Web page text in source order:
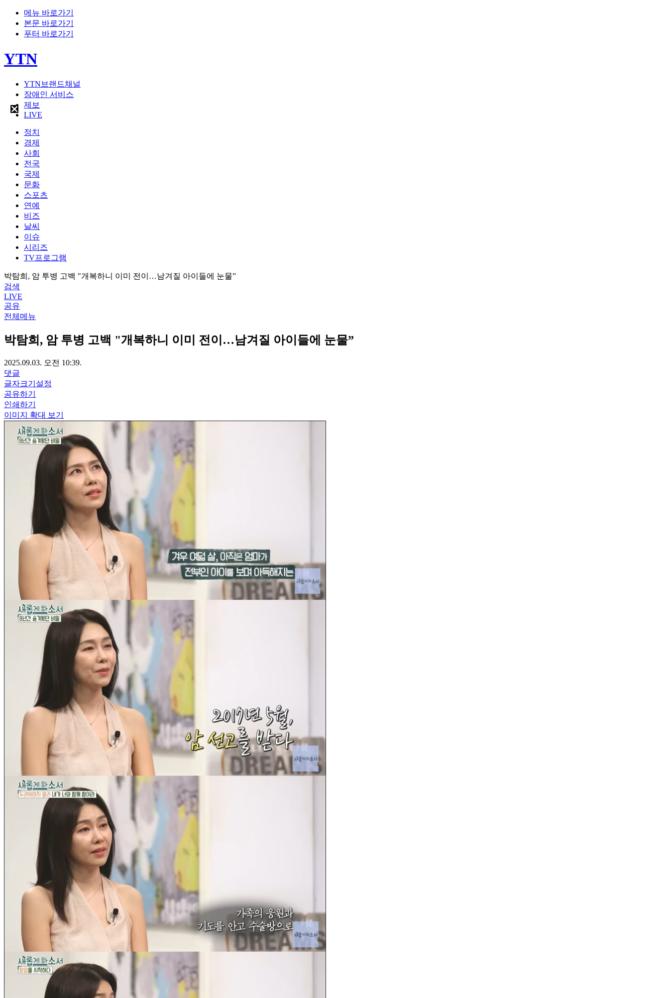
메뉴 바로가기
본문 바로가기
푸터 바로가기
YTN
YTN브랜드채널
장애인 서비스
제보
LIVE
정치
경제
사회
전국
국제
문화
스포츠
연예
비즈
날씨
이슈
시리즈
TV프로그램
박탐희, 암 투병 고백 "개복하니 이미 전이…남겨질 아이들에 눈물”
검색
LIVE
공유
전체메뉴
박탐희, 암 투병 고백 "개복하니 이미 전이…남겨질 아이들에 눈물”
2025.09.03. 오전 10:39.
댓글
글자크기설정
공유하기
인쇄하기
이미지 확대 보기